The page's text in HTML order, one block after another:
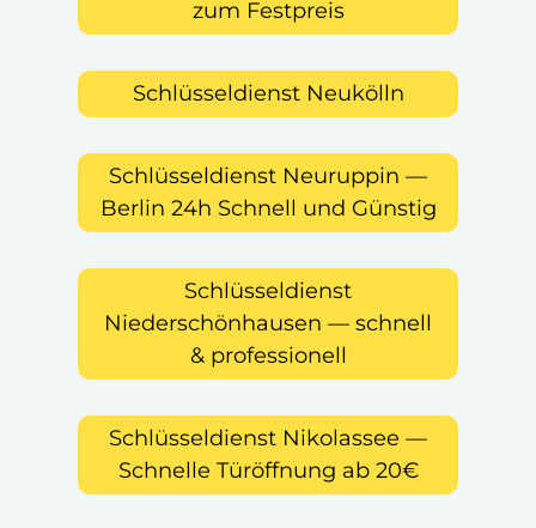
zum Festpreis
Schlüsseldienst Neukölln
Schlüsseldienst Neuruppin —
Berlin 24h Schnell und Günstig
Schlüsseldienst
Niederschönhausen — schnell
& professionell
Schlüsseldienst Nikolassee —
Schnelle Türöffnung ab 20€